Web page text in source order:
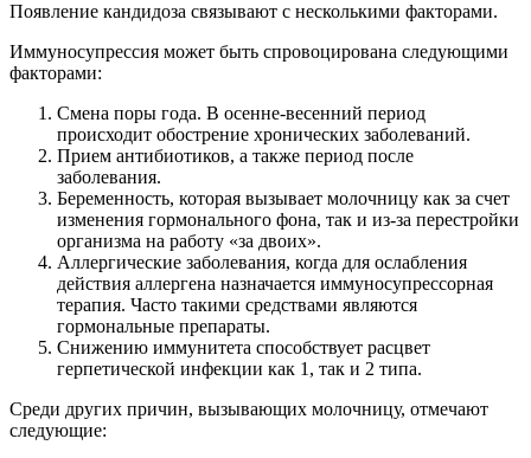
Появление кандидоза связывают с несколькими факторами.
Иммуносупрессия может быть спровоцирована следующими
факторами:
Смена поры года. В осенне-весенний период
происходит обострение хронических заболеваний.
Прием антибиотиков, а также период после
заболевания.
Беременность, которая вызывает молочницу как за счет
изменения гормонального фона, так и из-за перестройки
организма на работу «за двоих».
Аллергические заболевания, когда для ослабления
действия аллергена назначается иммуносупрессорная
терапия. Часто такими средствами являются
гормональные препараты.
Снижению иммунитета способствует расцвет
герпетической инфекции как 1, так и 2 типа.
Среди других причин, вызывающих молочницу, отмечают
следующие: